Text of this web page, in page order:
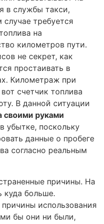
в службы такси,
требуется
на
километров пути.
не секрет, как
простаивать в
Километраж при
счетчик топлива
В данной ситуации
своими руками
убытке, поскольку
данные о пробеге
согласно реальным
причины. На
больше.
использования
бы они ни были,